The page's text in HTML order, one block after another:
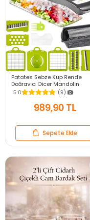
Patates Sebze Küp Rende
Doğrayıcı Dicer Mandolin
Dilimleyici Jülyen Kesici
Vegetable Chopper Seti
5.0 (9)
989,90 TL
Sepete Ekle